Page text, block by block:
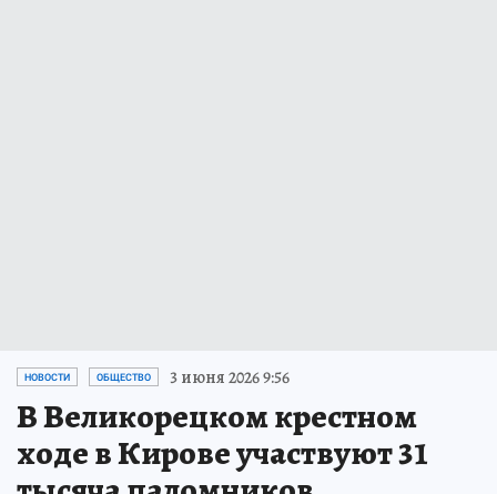
НОВОСТИ ОБЩЕСТВО 3 июня 2026 9:56
В Великорецком крестном
ходе в Кирове участвуют 31